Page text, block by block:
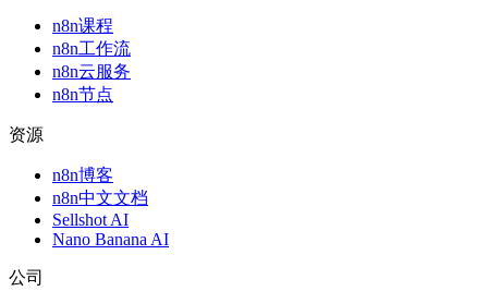
n8n课程
n8n工作流
n8n云服务
n8n节点
资源
n8n博客
n8n中文文档
Sellshot AI
Nano Banana AI
公司